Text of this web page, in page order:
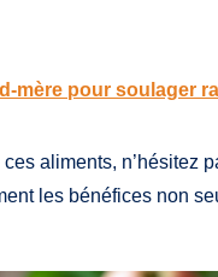
mère pour soulager
aliments, n’hésitez
les bénéfices non